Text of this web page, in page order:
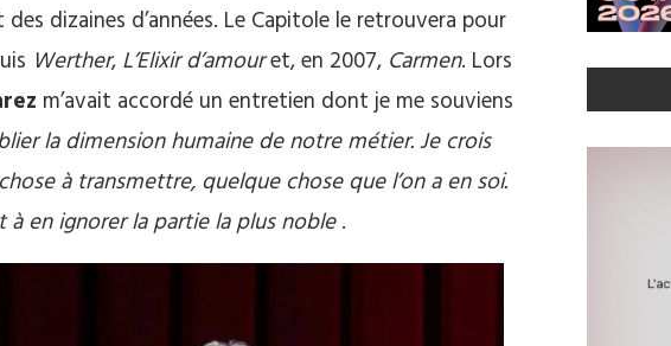
dizaines d’années. Le Capitole le retrouvera pour
Werther, L’Elixir d’amouret, en 2007, Carmen. Lors
m’avait accordé un entretien dont je me souviens
la dimension humaine de notre métier. Je crois
à transmettre, quelque chose que l’on a en soi.
en ignorer la partie la plus noble.